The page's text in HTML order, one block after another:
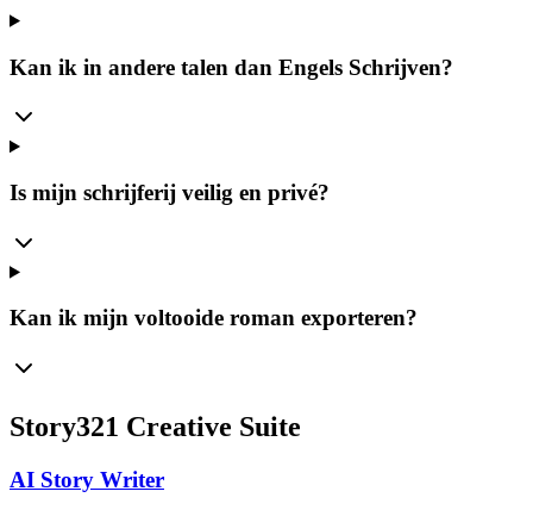
Kan ik in andere talen dan Engels Schrijven?
Is mijn schrijferij veilig en privé?
Kan ik mijn voltooide roman exporteren?
Story321 Creative Suite
AI Story Writer